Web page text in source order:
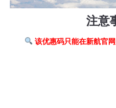
注意
该优惠码只能在新航官